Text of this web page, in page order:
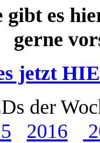
gibt es
gerne
jetzt
der
2016